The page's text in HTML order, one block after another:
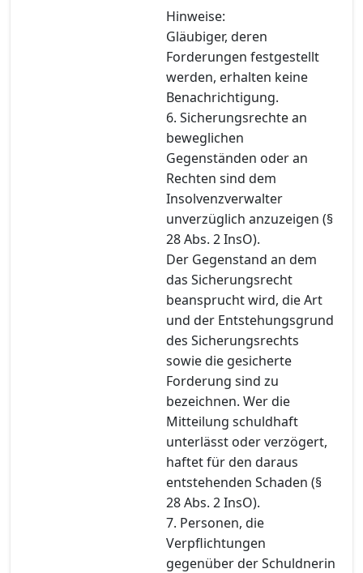
Hinweise:
Gläubiger, deren
Forderungen festgestellt
werden, erhalten keine
Benachrichtigung.
6. Sicherungsrechte an
beweglichen
Gegenständen oder an
Rechten sind dem
Insolvenzverwalter
unverzüglich anzuzeigen (§
28 Abs. 2 InsO).
Der Gegenstand an dem
das Sicherungsrecht
beansprucht wird, die Art
und der Entstehungsgrund
des Sicherungsrechts
sowie die gesicherte
Forderung sind zu
bezeichnen. Wer die
Mitteilung schuldhaft
unterlässt oder verzögert,
haftet für den daraus
entstehenden Schaden (§
28 Abs. 2 InsO).
7. Personen, die
Verpflichtungen
gegenüber der Schuldnerin